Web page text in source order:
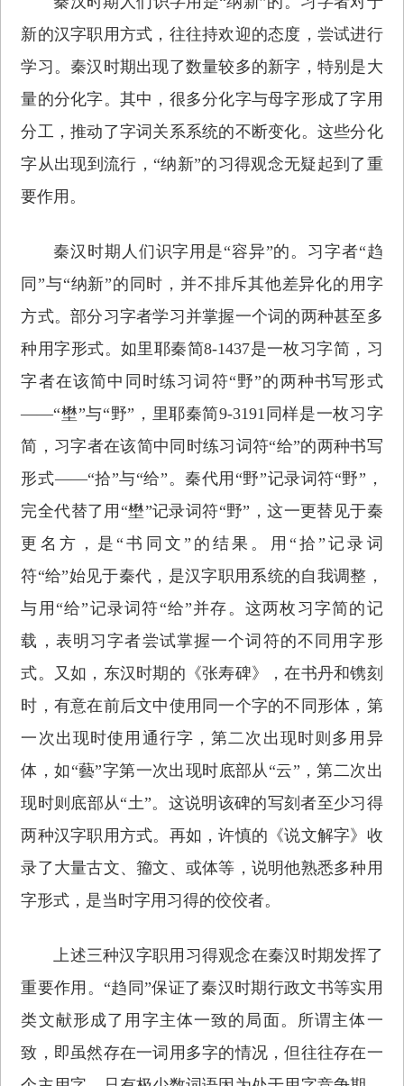
新的汉字职用方式，往往持欢迎的态度，尝试进行
学习。秦汉时期出现了数量较多的新字，特别是大
量的分化字。其中，很多分化字与母字形成了字用
分工，推动了字词关系系统的不断变化。这些分化
字从出现到流行，“纳新”的习得观念无疑起到了重
要作用。
秦汉时期人们识字用是“容异”的。习字者“趋
同”与“纳新”的同时，并不排斥其他差异化的用字
方式。部分习字者学习并掌握一个词的两种甚至多
种用字形式。如里耶秦简8-1437是一枚习字简，习
字者在该简中同时练习词符“野”的两种书写形式
——“壄”与“野”，里耶秦简9-3191同样是一枚习字
简，习字者在该简中同时练习词符“给”的两种书写
形式——“拾”与“给”。秦代用“野”记录词符“野”，
完全代替了用“壄”记录词符“野”，这一更替见于秦
更名方，是“书同文”的结果。用“拾”记录词
符“给”始见于秦代，是汉字职用系统的自我调整，
与用“给”记录词符“给”并存。这两枚习字简的记
载，表明习字者尝试掌握一个词符的不同用字形
式。又如，东汉时期的《张寿碑》，在书丹和镌刻
时，有意在前后文中使用同一个字的不同形体，第
一次出现时使用通行字，第二次出现时则多用异
体，如“藝”字第一次出现时底部从“云”，第二次出
现时则底部从“土”。这说明该碑的写刻者至少习得
两种汉字职用方式。再如，许慎的《说文解字》收
录了大量古文、籀文、或体等，说明他熟悉多种用
字形式，是当时字用习得的佼佼者。
上述三种汉字职用习得观念在秦汉时期发挥了
重要作用。“趋同”保证了秦汉时期行政文书等实用
类文献形成了用字主体一致的局面。所谓主体一
致，即虽然存在一词用多字的情况，但往往存在一